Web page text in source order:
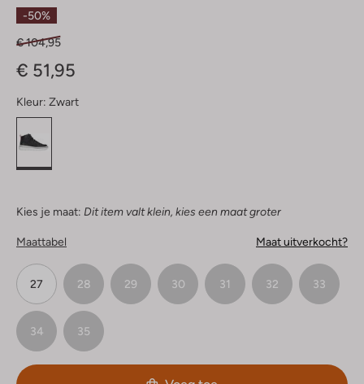
Sterren
-50%
€ 104,95
€ 51,95
Kleur: Zwart
Kies je maat: Dit item valt klein, kies een maat groter
Maattabel Maat uitverkocht?
27 28 29 30 31 32 33
34 35